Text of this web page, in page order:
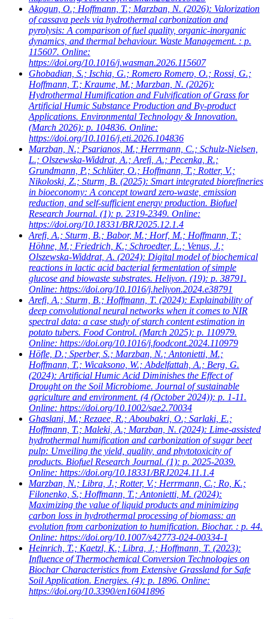
Akogun, O.; Hoffmann, T.; Marzban, N. (2026): Valorization
of cassava peels via hydrothermal carbonization and
pyrolysis: A comparison of fuel quality, organic-inorganic
dynamics, and thermal behaviour. Waste Management. : p.
115607. Online:
https://doi.org/10.1016/j.wasman.2026.115607
Ghobadian, S.; Ischia, G.; Romero Romero, O.; Rossi, G.;
Hoffmann, T.; Kraume, M.; Marzban, N. (2026):
Hydrothermal Humification and Fulvification of Grass for
Artificial Humic Substance Production and By-product
Applications. Environmental Technology & Innovation.
(March 2026): p. 104836. Online:
https://doi.org/10.1016/j.eti.2026.104836
Marzban, N.; Psarianos, M.; Herrmann, C.; Schulz-Nielsen,
L.; Olszewska-Widdrat, A.; Arefi, A.; Pecenka, R.;
Grundmann, P.; Schlüter, O.; Hoffmann, T.; Rotter, V.;
Nikoloski, Z.; Sturm, B. (2025): Smart integrated biorefineries
in bioeconomy: A concept toward zero-waste, emission
reduction, and self-sufficient energy production. Biofuel
Research Journal. (1): p. 2319-2349. Online:
https://doi.org/10.18331/BRJ2025.12.1.4
Arefi, A.; Sturm, B.; Babor, M.; Horf, M.; Hoffmann, T.;
Höhne, M.; Friedrich, K.; Schroedter, L.; Venus, J.;
Olszewska-Widdrat, A. (2024): Digital model of biochemical
reactions in lactic acid bacterial fermentation of simple
glucose and biowaste substrates. Heliyon. (19): p. 38791.
Online: https://doi.org/10.1016/j.heliyon.2024.e38791
Arefi, A.; Sturm, B.; Hoffmann, T. (2024): Explainability of
deep convolutional neural networks when it comes to NIR
spectral data: a case study of starch content estimation in
potato tubers. Food Control. (March 2025): p. 110979.
Online: https://doi.org/10.1016/j.foodcont.2024.110979
Höfle, D.; Sperber, S.; Marzban, N.; Antonietti, M.;
Hoffmann, T.; Wicaksono, W.; Abdelfattah, A.; Berg, G.
(2024): Artificial Humic Acid Diminishes the Effect of
Drought on the Soil Microbiome. Journal of sustainable
agriculture and environment. (4 (October 2024)): p. 1-11.
Online: https://doi.org/10.1002/sae2.70034
Ghaslani, M.; Rezaee, R.; Aboubakri, O.; Sarlaki, E.;
Hoffmann, T.; Maleki, A.; Marzban, N. (2024): Lime-assisted
hydrothermal humification and carbonization of sugar beet
pulp: Unveiling the yield, quality, and phytotoxicity of
products. Biofuel Research Journal. (1): p. 2025-2039.
Online: https://doi.org/10.18331/BRJ2024.11.1.4
Marzban, N.; Libra, J.; Rotter, V.; Herrmann, C.; Ro, K.;
Filonenko, S.; Hoffmann, T.; Antonietti, M. (2024):
Maximizing the value of liquid products and minimizing
carbon loss in hydrothermal processing of biomass: an
evolution from carbonization to humification. Biochar. : p. 44.
Online: https://doi.org/10.1007/s42773-024-00334-1
Heinrich, T.; Kaetzl, K.; Libra, J.; Hoffmann, T. (2023):
Influence of Thermochemical Conversion Technologies on
Biochar Characteristics from Extensive Grassland for Safe
Soil Application. Energies. (4): p. 1896. Online:
https://doi.org/10.3390/en16041896